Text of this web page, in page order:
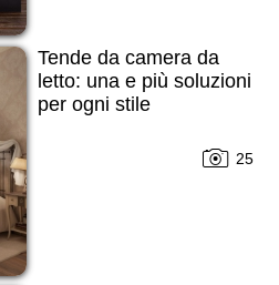
Tende da camera da
letto: una e più soluzioni
per ogni stile
25